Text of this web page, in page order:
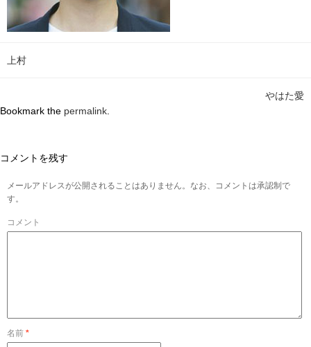
上村
やはた愛
Bookmark the permalink
コメントを残す
メールアドレスが公開されることはありません。なお、コメントは承認制で
す。
コメント
名前 *